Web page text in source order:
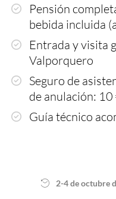
Pensión
bebida incluida
Entrada y visita
Valporquero
Seguro de
de anulación: 10
Guía técnico
2-4 de octubre